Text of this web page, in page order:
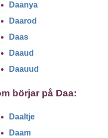
Daanya
Daarod
Daas
Daaud
Daauud
börjar på Daa:
Daaltje
Daam